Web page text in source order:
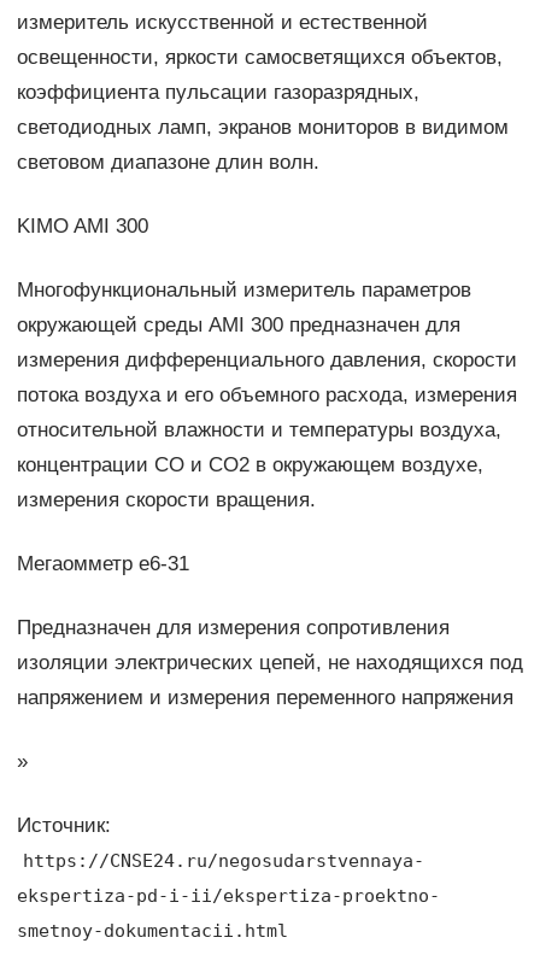
измеритель искусственной и естественной
освещенности, яркости самосветящихся объектов,
коэффициента пульсации газоразрядных,
светодиодных ламп, экранов мониторов в видимом
световом диапазоне длин волн.
KIMO AMI 300
Многофункциональный измеритель параметров
окружающей среды AMI 300 предназначен для
измерения дифференциального давления, скорости
потока воздуха и его объемного расхода, измерения
относительной влажности и температуры воздуха,
концентрации СО и СО2 в окружающем воздухе,
измерения скорости вращения.
Мегаомметр е6-31
Предназначен для измерения сопротивления
изоляции электрических цепей, не находящихся под
напряжением и измерения переменного напряжения
»
Источник:
https://CNSE24.ru/negosudarstvennaya-
ekspertiza-pd-i-ii/ekspertiza-proektno-
smetnoy-dokumentacii.html